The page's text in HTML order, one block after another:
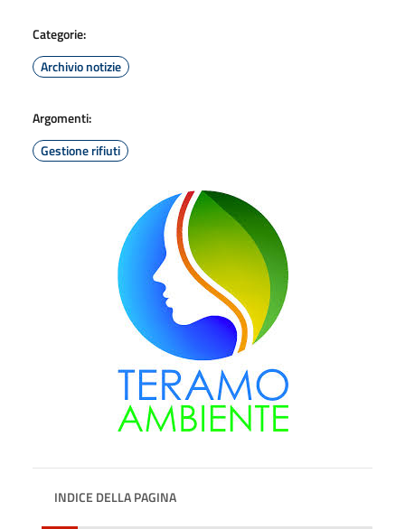
Categorie:
Archivio notizie
Argomenti:
Gestione rifiuti
INDICE DELLA PAGINA